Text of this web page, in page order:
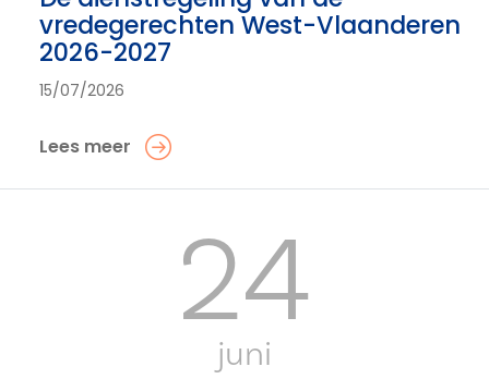
vredegerechten West-Vlaanderen
2026-2027
15/07/2026
Lees meer
24
juni